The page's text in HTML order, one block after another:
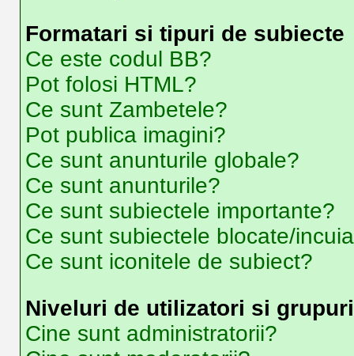
Formatari si tipuri de subiecte
Ce este codul BB?
Pot folosi HTML?
Ce sunt Zambetele?
Pot publica imagini?
Ce sunt anunturile globale?
Ce sunt anunturile?
Ce sunt subiectele importante?
Ce sunt subiectele blocate/
Ce sunt iconitele de subiect?
Niveluri de utilizatori si grupuri
Cine sunt administratorii?